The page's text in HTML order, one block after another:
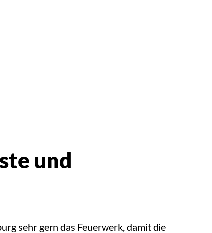
und
sehr gern das Feuerwerk, damit die